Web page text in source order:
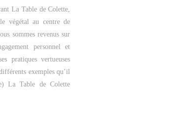
La Table de Colette,
végétal au centre de
sommes revenus sur
personnel et
pratiques vertueuses
exemples qu’il
La Table de Colette